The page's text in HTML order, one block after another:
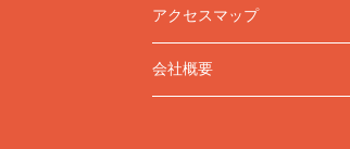
アクセスマップ
会社概要